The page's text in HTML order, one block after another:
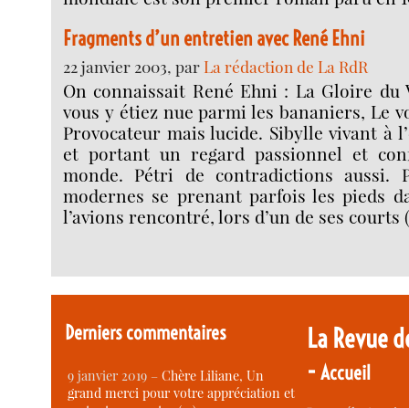
Fragments d’un entretien avec René Ehni
22 janvier 2003, parLa rédaction de La RdR
On connaissait René Ehni : La Gloire du
vous y étiez nue parmi les bananiers, Le
Provocateur mais lucide. Sibylle vivant à
et portant un regard passionnel et
monde. Pétri de contradictions aussi.
modernes se prenant parfois les pieds
l’avions rencontré, lors d’un de ses courts
Derniers commentaires
9 janvier 2019 –Chère Liliane, Un
grand merci pour votre appréciation et
La Revue
-Accueil